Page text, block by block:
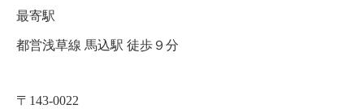
最寄駅
都営浅草線 馬込駅 徒歩９分
〒143-0022